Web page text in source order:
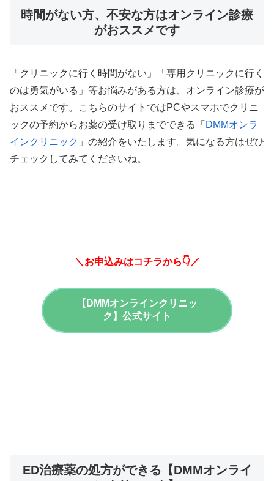
時間がない方、不安な方はオンライン診療
がおススメです
「クリニックに行く時間がない」「専用クリニックに行く
のは勇気がいる」等お悩みがある方は、オンライン診療が
おススメです。こちらのサイトではPCやスマホでクリニ
ックの予約からお薬の受け取りまでできる「 DMMオンラ
インクリニック 」の紹介をいたします。気になる方はぜひ
チェックしてみてくださいね。
＼お申込みはコチラから👇／
【DMMオンラインクリニッ
ク】公式サイト
ED治療薬の処方ができる【DMMオンライ